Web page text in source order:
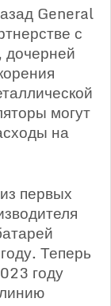
General
с
дочерней
могут
на
первых
Теперь
году